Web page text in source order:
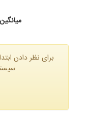
میانگین
برای نظر دادن